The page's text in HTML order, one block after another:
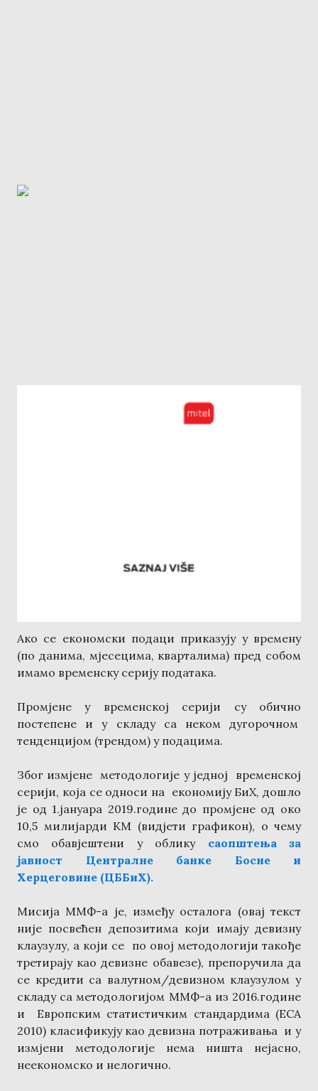
Ако се економски подаци приказују у времену
(по данима, мјесецима, кварталима) пред собом
имамо временску серију података.
Промјене у временској серији су обично
постепене и у складу са неком дугорочном
тенденцијом (трендом) у подацима.
Због измјене методологије у једној временској
серији, која се односи на економију БиХ, дошло
је од 1.јануара 2019.године до промјене од око
10,5 милијарди КМ (видјети графикон), о чему
смо обавјештени у облику саопштења за
јавност Централне банке Босне и
Херцеговине (ЦББиХ).
Мисија ММФ-а је, између осталога (овај текст
није посвећен депозитима који имају девизну
клаузулу, а који се по овој методологији такође
третирају као девизне обавезе), препоручила да
се кредити са валутном/девизном клаузулом у
складу са методологијом ММФ-а из 2016.године
и Европским статистичким стандардима (ЕСА
2010) класификују као девизна потраживања и у
измјени методологије нема ништа нејасно,
неекономско и нелогично.